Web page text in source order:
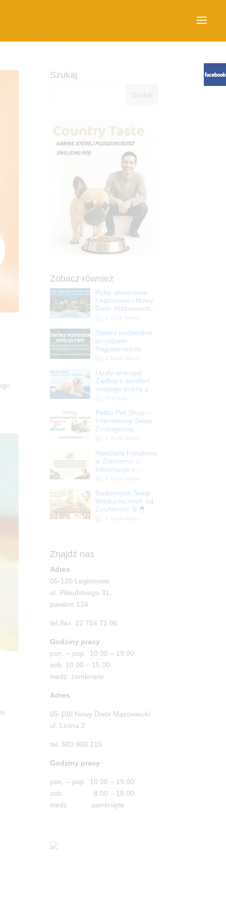
Szukaj
Zobacz również
Ryby akwariowe
Legionowo i Nowy
Dwór Mazowiecki –
Stwórz podwodne
arcydzieło:
Najpiękniejsze
Legionowo i Nowy
Dwór Mazowiecki
Upały wracają!
Zadbaj o komfort
swojego pupila z
ZooNemo
Petito Pet Shop –
Internetowy Sklep
Zoologiczny
| ZooNemo
Niedziela handlowa
w Zoonemo –
Informacja o
Radosnych Świąt
Wielkanocnych od
ZooNemo! 🐰🐣
Znajdź nas
Adres
05-120 Legionowo
ul. Piłsudskiego 31,
pawilon 134
tel./fax. 22 784 71 96
Godziny pracy
pon. – piąt. 10.00 – 19.00
sob. 10.00 – 15.00
niedz. zamknięte
Adres
05-100 Nowy Dwór Mazowiecki
ul. Leśna 2
tel. 503 900 215
Godziny pracy
pon. – piąt. 10.00 – 19.00
sob. 8.00 – 15.00
niedz. zamknięte